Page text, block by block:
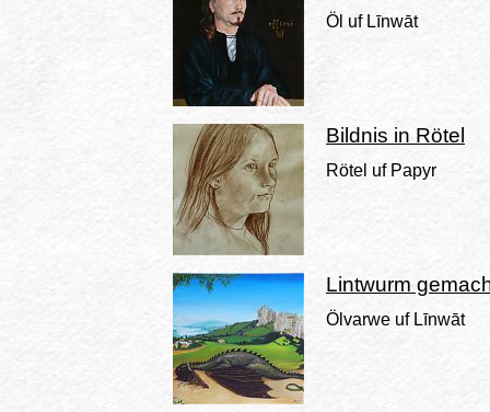
Öl uf Līnwāt
Bildnis in Rötel
Rötel uf Papyr
Lintwurm
Ölvarwe uf Līnwāt